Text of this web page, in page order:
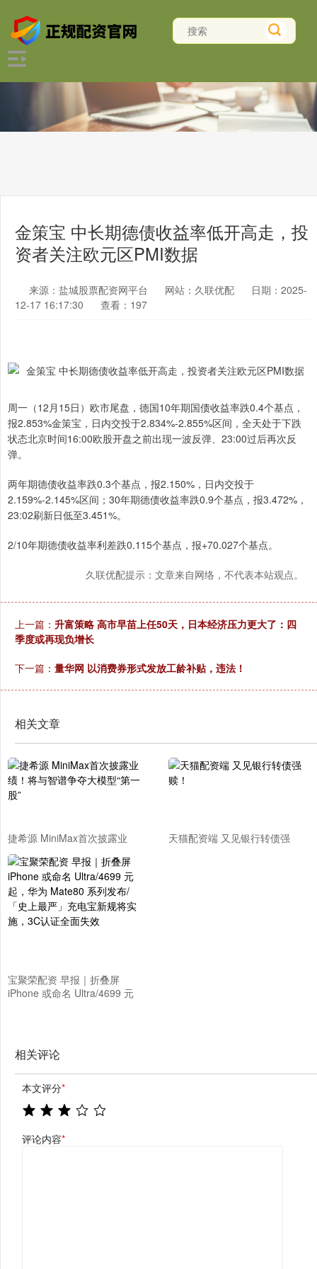
金策宝 中长期德债收益率低开高走，投
资者关注欧元区PMI数据
来源：盐城股票配资网平台 网站：久联优配
日期：2025-
12-17 16:17:30
查看：197
周一（12月15日）欧市尾盘，德国10年期国债收益率跌0.4个基点，
报2.853%金策宝，日内交投于2.834%-2.855%区间，全天处于下跌
状态北京时间16:00欧股开盘之前出现一波反弹、23:00过后再次反
弹。
两年期德债收益率跌0.3个基点，报2.150%，日内交投于
2.159%-2.145%区间；30年期德债收益率跌0.9个基点，报3.472%，
23:02刷新日低至3.451%。
2/10年期德债收益率利差跌0.115个基点，报+70.027个基点。
久联优配提示：文章来自网络，不代表本站观点。
上一篇： 升富策略 高市早苗上任50天，日本经济压力更大了：四
季度或再现负增长
下一篇： 量华网 以消费券形式发放工龄补贴，违法！
相关文章
捷希源 MiniMax首次披露业
绩！将与智谱争夺大模型“第一
股”
天猫配资端 又见银行转债强
宝聚荣配资 早报｜折叠屏
iPhone 或命名 Ultra/4699 元
相关评论
本文评分*
评论内容*